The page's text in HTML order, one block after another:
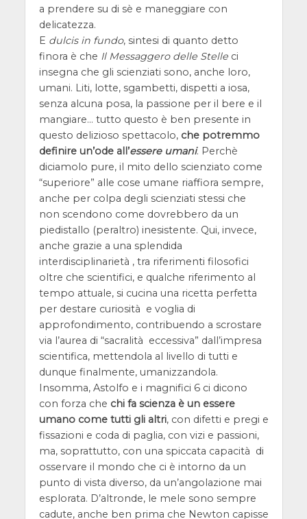
a prendere su di sè e maneggiare con
delicatezza.
E dulcis in fundo, sintesi di quanto detto
finora è che Il Messaggero delle Stelleci
insegna che gli scienziati sono, anche loro,
umani. Liti, lotte, sgambetti, dispetti a iosa,
senza alcuna posa, la passione per il bere e il
mangiare… tutto questo è ben presente in
questo delizioso spettacolo, che potremmo
definire un’ode all’essere umani. Perchè
diciamolo pure, il mito dello scienziato come
“superiore” alle cose umane riaffiora sempre,
anche per colpa degli scienziati stessi che
non scendono come dovrebbero da un
piedistallo (peraltro) inesistente. Qui, invece,
anche grazie a una splendida
interdisciplinarietà , tra riferimenti filosofici
oltre che scientifici, e qualche riferimento al
tempo attuale, si cucina una ricetta perfetta
per destare curiosità e voglia di
approfondimento, contribuendo a scrostare
via l’aurea di “sacralità eccessiva” dall’impresa
scientifica, mettendola al livello di tutti e
dunque finalmente, umanizzandola.
Insomma, Astolfo e i magnifici 6 ci dicono
con forza che chi fa scienza è un essere
umano come tutti gli altri, con difetti e pregi e
fissazioni e coda di paglia, con vizi e passioni,
ma, soprattutto, con una spiccata capacità di
osservare il mondo che ci è intorno da un
punto di vista diverso, da un’angolazione mai
esplorata. D’altronde, le mele sono sempre
cadute, anche ben prima che Newton capisse